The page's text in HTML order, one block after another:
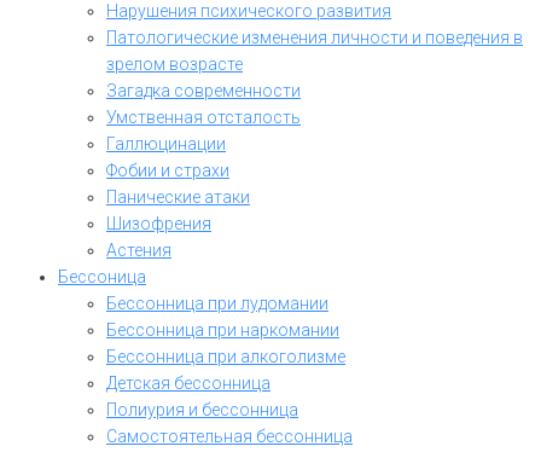
Нарушения психического развития
Патологические изменения личности и поведения в
зрелом возрасте
Загадка современности
Умственная отсталость
Галлюцинации
Фобии и страхи
Панические атаки
Шизофрения
Астения
Бессоница
Бессонница при лудомании
Бессонница при наркомании
Бессонница при алкоголизме
Детская бессонница
Полиурия и бессонница
Самостоятельная бессонница